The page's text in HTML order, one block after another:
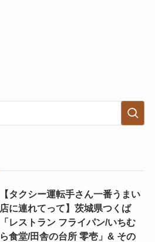
【タクシー運転手さん一番うまい
店に連れてって】茨城県つくば
「レストラン フライパン/いちむ
ら食堂/田舎の台所 零壱」& その